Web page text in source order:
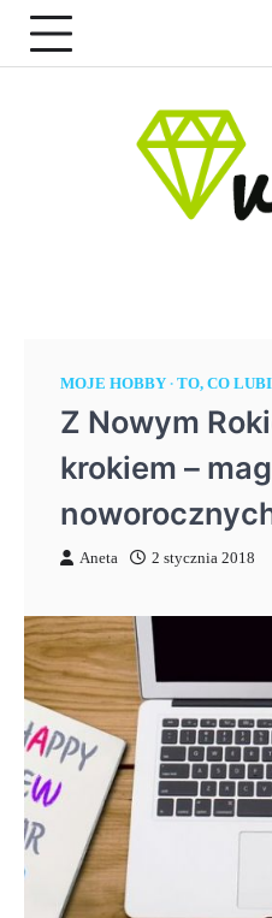
Skip
content
MOJE HOBBY TO, CO
Z Nowym
krokiem –
Aneta 2 stycznia 2018